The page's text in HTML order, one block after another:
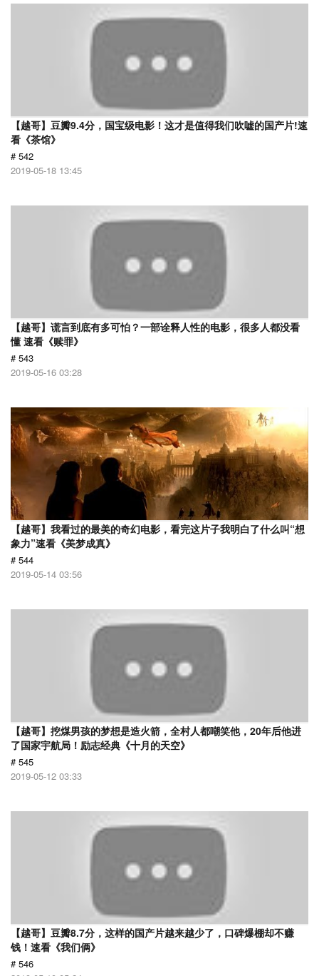
【越哥】豆瓣9.4分，国宝级电影！这才是值得我们吹嘘的国产片!速
看《茶馆》
# 542
2019-05-18 13:45
【越哥】谎言到底有多可怕？一部诠释人性的电影，很多人都没看
懂 速看《赎罪》
# 543
2019-05-16 03:28
【越哥】我看过的最美的奇幻电影，看完这片子我明白了什么叫“想
象力”速看《美梦成真》
# 544
2019-05-14 03:56
【越哥】挖煤男孩的梦想是造火箭，全村人都嘲笑他，20年后他进
了国家宇航局！励志经典《十月的天空》
# 545
2019-05-12 03:33
【越哥】豆瓣8.7分，这样的国产片越来越少了，口碑爆棚却不赚
钱！速看《我们俩》
# 546